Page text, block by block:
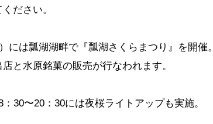
ださい。
には瓢湖湖畔で『瓢湖さくらまつり』を開催。
と水原銘菓の販売が行なわれます。
30〜20：30には夜桜ライトアップも実施。